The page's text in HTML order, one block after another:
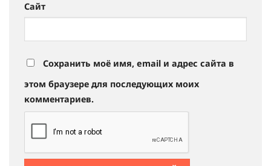
Сайт
Сохранить моё имя, email и адрес сайта в
этом браузере для последующих моих
комментариев.